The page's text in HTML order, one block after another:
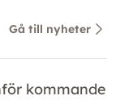
Gå till nyheter
kommande